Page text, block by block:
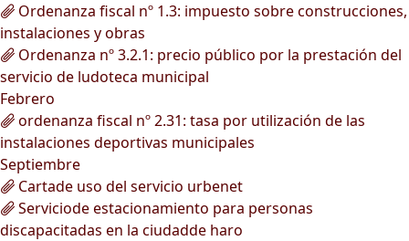
Ordenanza fiscal nº 1.3: impuesto sobre construcciones,
instalaciones y obras
Ordenanza nº 3.2.1: precio público por la prestación del
servicio de ludoteca municipal
Febrero
ordenanza fiscal nº 2.31: tasa por utilización de las
instalaciones deportivas municipales
Septiembre
Cartade uso del servicio urbenet
Serviciode estacionamiento para personas
discapacitadas en la ciudadde haro